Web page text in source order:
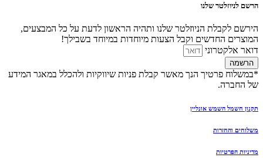
הרשם לניוזלטר שלנו
הירשם לקבלת הניוזלטר שלנו ותהיה הראשון לדעת על כל המבצעים,
המוצרים החדשים וקבל הצעות מיוחדות במיוחד בשבילך!
דואר אלקטרוני
הרשמה
*במשלוח פרטיך הנך מאשר קבלת פניות שיווקיות ולהכלל במאגר המידע
של החברה.
תקנון חשמל השמש אונליין
משלוחים והחזרות
מדיניות הפרטיות